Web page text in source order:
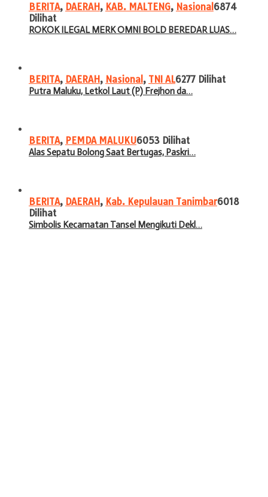
BERITA, DAERAH, KAB. MALTENG, Nasional 6874
Dilihat
ROKOK ILEGAL MERK OMNI BOLD BEREDAR LUAS…
BERITA, DAERAH, Nasional , TNI AL6277 Dilihat
Putra Maluku, Letkol Laut (P) Frejhon da…
BERITA, PEMDA MALUKU6053 Dilihat
Alas Sepatu Bolong Saat Bertugas, Paskri…
BERITA, DAERAH, Kab. Kepulauan Tanimbar6018
Dilihat
Simbolis Kecamatan Tansel Mengikuti Dekl…